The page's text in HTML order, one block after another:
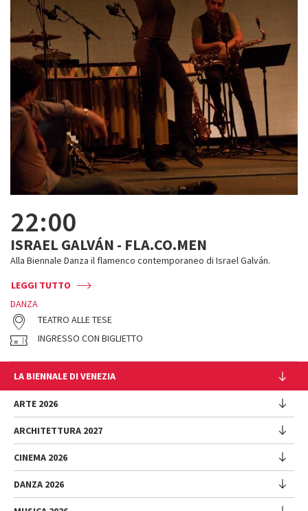
22:00
ISRAEL GALVÁN - FLA.CO.MEN
Alla Biennale Danza il flamenco contemporaneo di Israel Galván.
LEGGI TUTTO
DANZA
TEATRO ALLE TESE
INGRESSO CON BIGLIETTO
LA BIENNALE DI VENEZIA
L'Istituzione
Cariche istituzionali
Storia
Luoghi
Sponsorship
ARTE 2026
Esposizione
Intervento di Pietrangelo Buttafuoco
Intervento di Koyo Kouoh / La squadra di Koyo Kouoh
ARCHITETTURA 2027
Mostra
Partecipazioni Nazionali (procedura)
CINEMA 2026
Mostra
DANZA 2026